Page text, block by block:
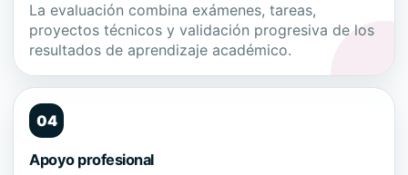
La evaluación combina exámenes, tareas,
proyectos técnicos y validación progresiva de los
resultados de aprendizaje académico.
04
Apoyo profesional